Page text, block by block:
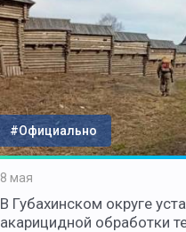
#Официально
8 мая
В Губахинском округе
акарицидной обработки